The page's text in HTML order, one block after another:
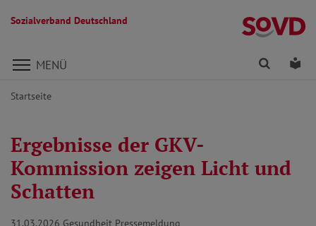
Sozialverband Deutschland
Direkt zu den Inhalten springen
MENÜ Finden
Startseite
Ergebnisse der GKV-
Kommission zeigen Licht und
Schatten
31.03.2026 Gesundheit Pressemeldung